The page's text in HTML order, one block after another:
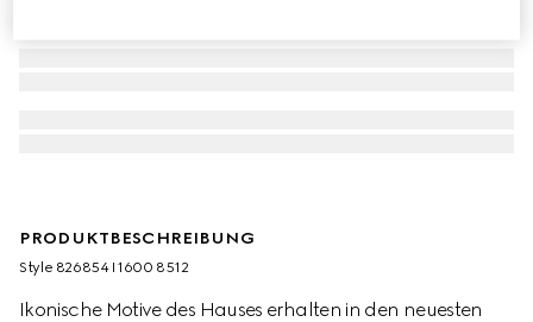
PRODUKTBESCHREIBUNG
Style ‎826854 I1600 8512
Ikonische Motive des Hauses erhalten in den neuesten